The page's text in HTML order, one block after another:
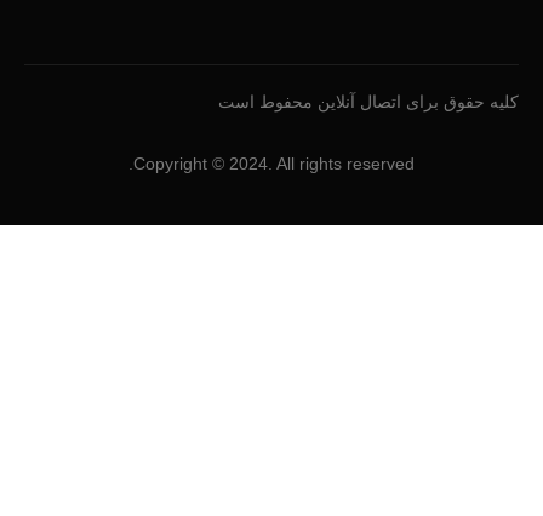
کلیه حقوق برای اتصال آنلاین محفوط است
Copyright © 2024. All rights reserved.